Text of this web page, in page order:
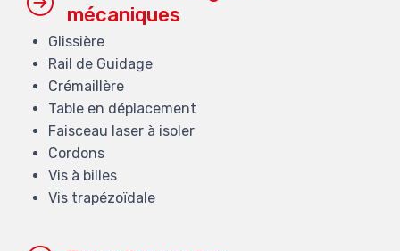
mécaniques
Glissière
Rail de Guidage
Crémaillère
Table en déplacement
Faisceau laser à isoler
Cordons
Vis à billes
Vis trapézoïdale